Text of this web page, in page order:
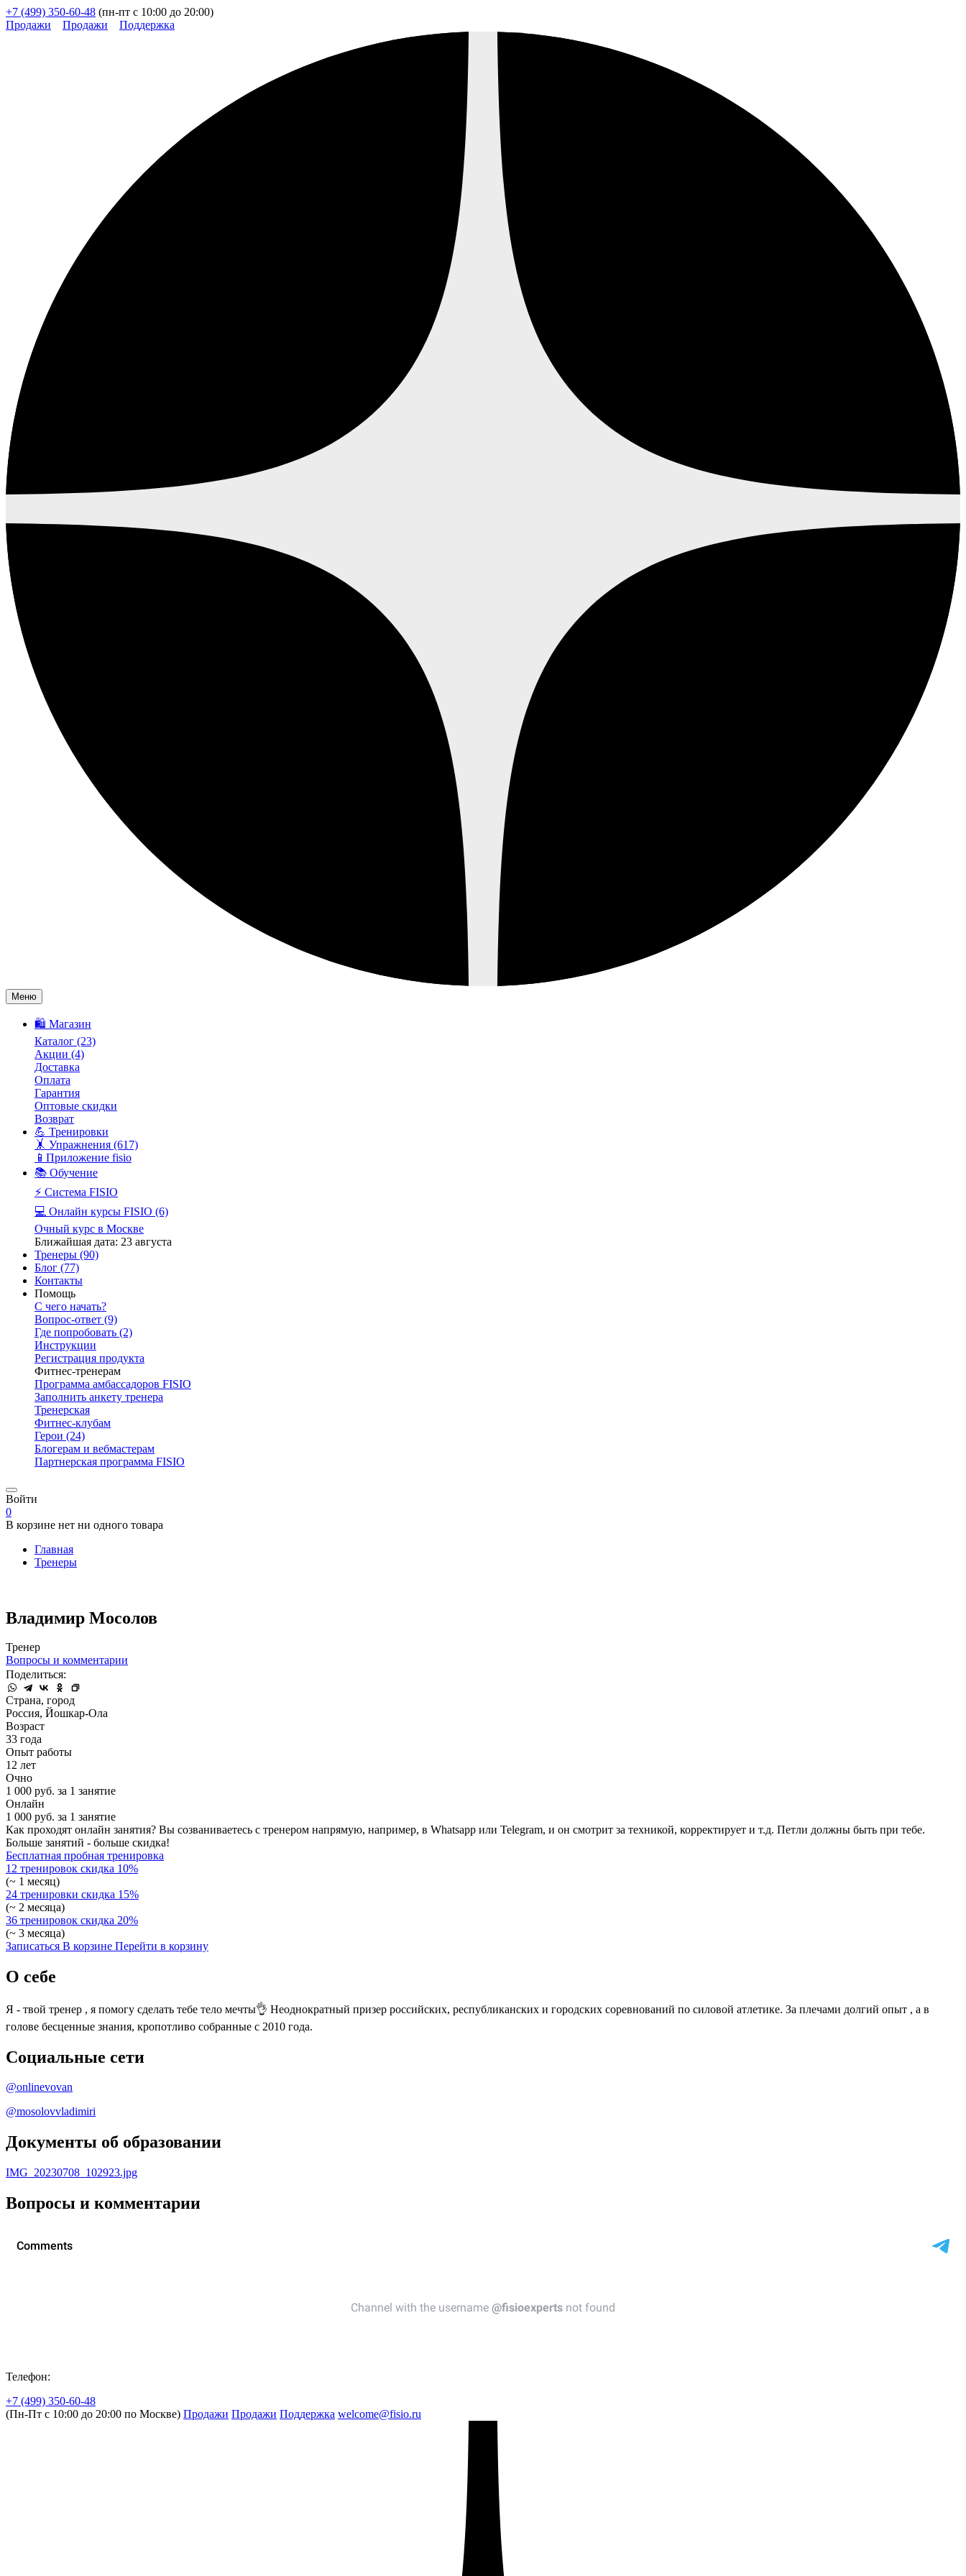
+7 (499) 350-60-48 (пн-пт с 10:00 до 20:00)
Продажи
Продажи Поддержка
Меню
🛍️ Магазин
Каталог (23)
Акции (4)
Доставка
Оплата
Гарантия
Оптовые скидки
Возврат
💪 Тренировки
🤸 Упражнения (617)
📱Приложение fisio
📚 Обучение
⚡️ Система FISIO
💻 Онлайн курсы FISIO (6)
Очный курс в Москве
Ближайшая дата: 23 августа
Тренеры (90)
Блог (77)
Контакты
Помощь
С чего начать?
Вопрос-ответ (9)
Где попробовать (2)
Инструкции
Регистрация продукта
Фитнес-тренерам
Программа амбассадоров FISIO
Заполнить анкету тренера
Тренерская
Фитнес-клубам
Герои (24)
Блогерам и вебмастерам
Партнерская программа FISIO
Войти
0
В корзине нет ни одного товара
Главная
Тренеры
Владимир Мосолов
Тренер
Вопросы и комментарии
Поделиться:
Страна, город
Россия, Йошкар-Ола
Возраст
33 года
Опыт работы
12 лет
Очно
1 000 руб. за 1 занятие
Онлайн
1 000 руб. за 1 занятие
Как проходят онлайн занятия? Вы созваниваетесь с тренером напрямую, например, в Whatsapp или Telegram, и он смотрит за техникой, корректирует и т.д. Петли должны быть при тебе.
Больше занятий - больше скидка!
Бесплатная пробная тренировка
12 тренировок скидка 10%
(~ 1 месяц)
24 тренировки скидка 15%
(~ 2 месяца)
36 тренировок скидка 20%
(~ 3 месяца)
Записаться В корзине Перейти в корзину
О себе
Я - твой тренер , я помогу сделать тебе тело мечты👌 Неоднократный призер российских, республиканских и городских соревнований по силовой атлетике. За плечами долгий опыт , а в
голове бесценные знания, кропотливо собранные с 2010 года.
Социальные сети
@onlinevovan
@mosolovvladimiri
Документы об образовании
IMG_20230708_102923.jpg
Вопросы и комментарии
Телефон:
+7 (499) 350-60-48
(Пн-Пт с 10:00 до 20:00 по Москве) Продажи Продажи Поддержка welcome@fisio.ru